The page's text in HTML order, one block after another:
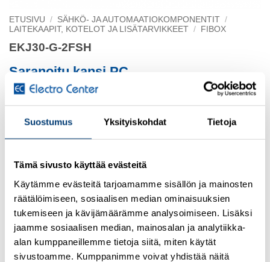
Suostumus Yksityiskohdat Tietoja
Tämä sivusto käyttää evästeitä
Käytämme evästeitä tarjoamamme sisällön ja mainosten
räätälöimiseen, sosiaalisen median ominaisuuksien
tukemiseen ja kävijämäärämme analysoimiseen. Lisäksi
jaamme sosiaalisen median, mainosalan ja analytiikka-
alan kumppaneillemme tietoja siitä, miten käytät
sivustoamme. Kumppanimme voivat yhdistää näitä
ETUSIVU / SÄHKÖ- JA AUTOMAATIOKOMPONENTIT /
LAITEKAAPIT, KOTELOT JA LISÄTARVIKKEET / FIBOX
EKJ30-G-2FSH
Saranoitu kansi PC
280 x 190 x 30
Kirjaudu sisään nähdäksesi hinnat ja käyttääksesi
Uudet tuotteet